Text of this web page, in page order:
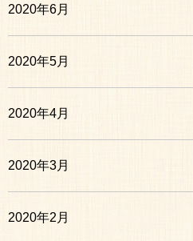
2020年6月
2020年5月
2020年4月
2020年3月
2020年2月